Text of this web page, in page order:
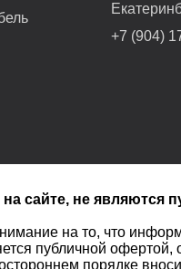
+7 (904)
сайте, не являются
на то, что
публичной
порядке